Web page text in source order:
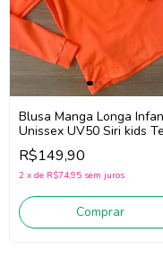
Blusa Manga Longa
Unissex UV50 Siri kids
40250 (Laranja Neon)
R$149,90
2 x de R$74,95 sem juros
Comprar